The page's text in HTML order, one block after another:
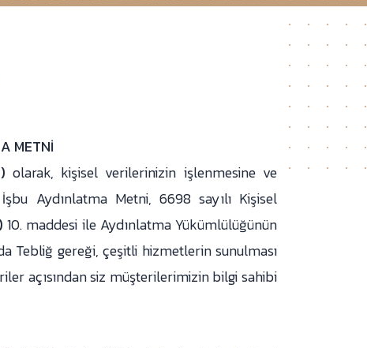
METNİ
olarak, kişisel verilerinizin işlenmesine ve
Aydınlatma Metni, 6698 sayılı Kişisel
10. maddesi ile Aydınlatma Yükümlülüğünün
Tebliğ gereği, çeşitli hizmetlerin sunulması
açısından siz müşterilerimizin bilgi sahibi